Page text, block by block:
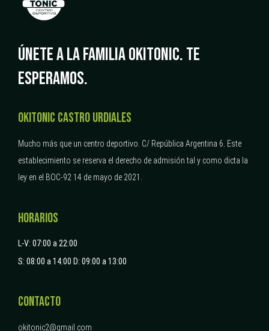
ÚNETE A LA FAMILIA OKITONIC.TE
ESPERAMOS.
OKITONIC CASTRO URDIALES
Mucho más que un centro deportivo. C/ República Argentina 6. Este
establecimiento se reserva el derecho de admisión tal y como dicta la
ley en el BOC-92 14 de mayo de 2021.
HORARIOS
L-V: 07:00 a 22:00
S: 08:00 a 14:00 D: 09:00 a 13:00
CONTACTO
okitonic2@gmail.com